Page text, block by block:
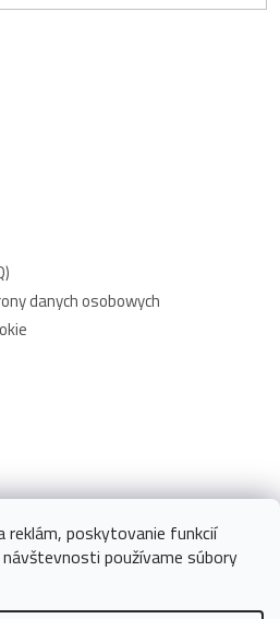
reklám, poskytovanie funkcií
používame súbory
danych osobowych